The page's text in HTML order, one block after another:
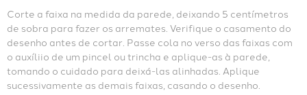
Corte a faixa na medida da parede, deixando 5 centímetros
de sobra para fazer os arremates. Verifique o casamento do
desenho antes de cortar. Passe cola no verso das faixas com
o auxíliio de um pincel ou trincha e aplique-as à parede,
tomando o cuidado para deixá-las alinhadas. Aplique
sucessivamente as demais faixas, casando o desenho.